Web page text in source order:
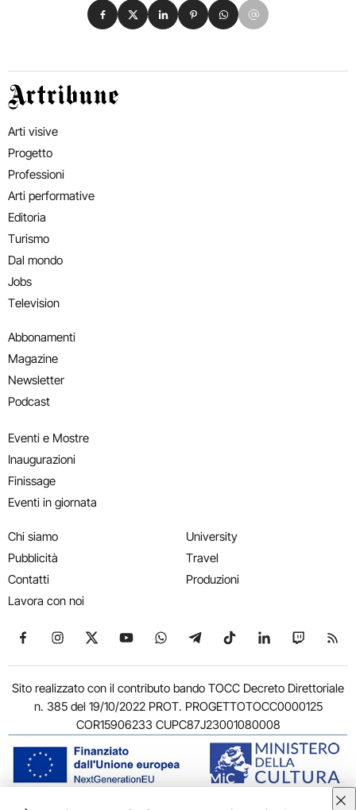
Condividi su Facebook
Condividi su X
Condividi su LinkedIn
Condividi su Pinterest
Condividi su WhatsApp
Condividi su Email
Artribune
Arti visive
Progetto
Professioni
Arti performative
Editoria
Turismo
Dal mondo
Jobs
Television
Abbonamenti
Magazine
Newsletter
Podcast
Eventi e Mostre
Inaugurazioni
Finissage
Eventi in giornata
Chi siamo
Pubblicità
Contatti
Lavora con noi
University
Travel
Produzioni
Seguici su Facebook
Seguici su Instagram
Seguici su X
Seguici su YouTube
Seguici su WhatsApp
Seguici su Telegram
Seguici su TikTok
Seguici su
Seguici
Sito realizzato con il contributo bando TOCC Decreto Direttoriale
n. 385 del 19/10/2022 PROT. PROGETTOTOCC0000125
COR15906233 CUPC87J23001080008